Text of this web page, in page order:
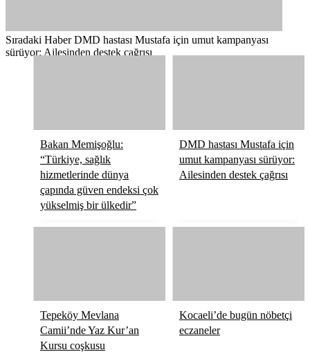
Sıradaki Haber DMD hastası Mustafa için umut kampanyası
sürüyor: Ailesinden destek çağrısı
Bakan Memişoğlu:
“Türkiye, sağlık
hizmetlerinde dünya
çapında güven endeksi çok
yükselmiş bir ülkedir”
DMD hastası Mustafa için
umut kampanyası sürüyor:
Ailesinden destek çağrısı
Tepeköy Mevlana
Camii’nde Yaz Kur’an
Kursu coşkusu
Kocaeli’de bugün nöbetçi
eczaneler